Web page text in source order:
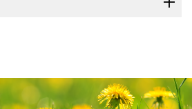
ってリンパ液の流れが妨げられ、リンパ浮腫
ます）が生じる可能性があります。リンパ浮腫